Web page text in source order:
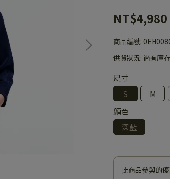
NT$4,980
商品編號:
供貨狀況: 尚有庫
尺寸
S
M
顏色
深藍
此商品參與的